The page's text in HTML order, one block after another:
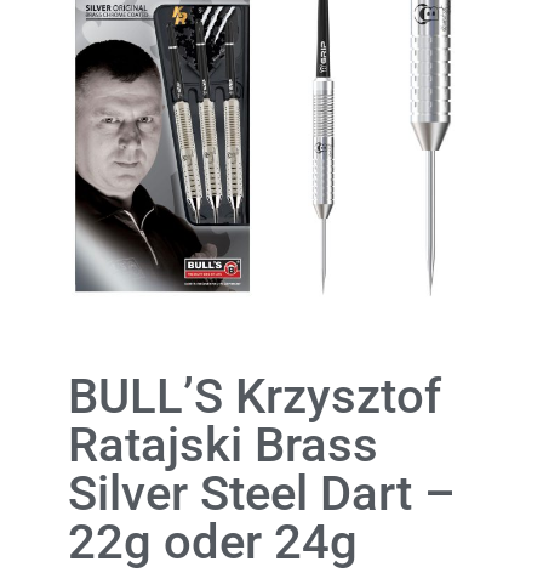
BULL’S Krzysztof
Ratajski Brass
Silver Steel Dart –
22g oder 24g